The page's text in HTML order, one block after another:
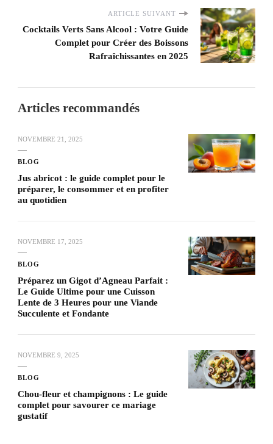
ARTICLE SUIVANT
Cocktails Verts Sans Alcool : Votre Guide
Complet pour Créer des Boissons
Rafraîchissantes en 2025
Articles recommandés
NOVEMBRE 21, 2025
BLOG
Jus abricot : le guide complet pour le
préparer, le consommer et en profiter
au quotidien
NOVEMBRE 17, 2025
BLOG
Préparez un Gigot d’Agneau Parfait :
Le Guide Ultime pour une Cuisson
Lente de 3 Heures pour une Viande
Succulente et Fondante
NOVEMBRE 9, 2025
BLOG
Chou-fleur et champignons : Le guide
complet pour savourer ce mariage
gustatif